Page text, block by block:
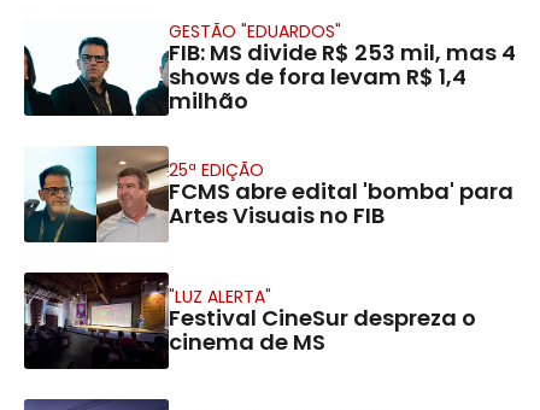
GESTÃO "EDUARDOS"
FIB: MS divide R$ 253 mil, mas 4
shows de fora levam R$ 1,4
milhão
25ª EDIÇÃO
FCMS abre edital 'bomba' para
Artes Visuais no FIB
"LUZ ALERTA"
Festival CineSur despreza o
cinema de MS